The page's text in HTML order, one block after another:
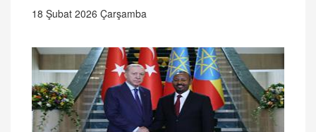
18 Şubat 2026 Çarşamba